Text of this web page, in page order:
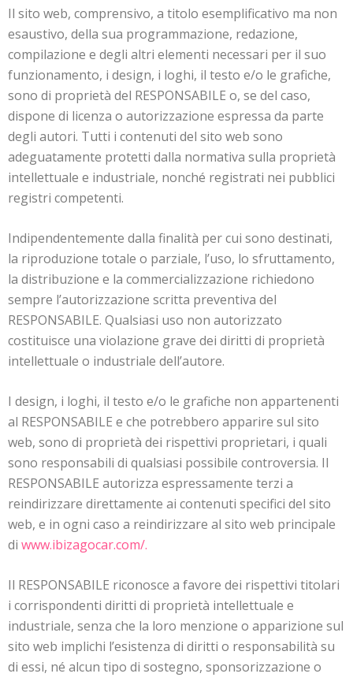
Il sito web, comprensivo, a titolo esemplificativo ma non
esaustivo, della sua programmazione, redazione,
compilazione e degli altri elementi necessari per il suo
funzionamento, i design, i loghi, il testo e/o le grafiche,
sono di proprietà del RESPONSABILE o, se del caso,
dispone di licenza o autorizzazione espressa da parte
degli autori. Tutti i contenuti del sito web sono
adeguatamente protetti dalla normativa sulla proprietà
intellettuale e industriale, nonché registrati nei pubblici
registri competenti.
Indipendentemente dalla finalità per cui sono destinati,
la riproduzione totale o parziale, l’uso, lo sfruttamento,
la distribuzione e la commercializzazione richiedono
sempre l’autorizzazione scritta preventiva del
RESPONSABILE. Qualsiasi uso non autorizzato
costituisce una violazione grave dei diritti di proprietà
intellettuale o industriale dell’autore.
I design, i loghi, il testo e/o le grafiche non appartenenti
al RESPONSABILE e che potrebbero apparire sul sito
web, sono di proprietà dei rispettivi proprietari, i quali
sono responsabili di qualsiasi possibile controversia. Il
RESPONSABILE autorizza espressamente terzi a
reindirizzare direttamente ai contenuti specifici del sito
web, e in ogni caso a reindirizzare al sito web principale
di www.ibizagocar.com/.
Il RESPONSABILE riconosce a favore dei rispettivi titolari
i corrispondenti diritti di proprietà intellettuale e
industriale, senza che la loro menzione o apparizione sul
sito web implichi l’esistenza di diritti o responsabilità su
di essi, né alcun tipo di sostegno, sponsorizzazione o